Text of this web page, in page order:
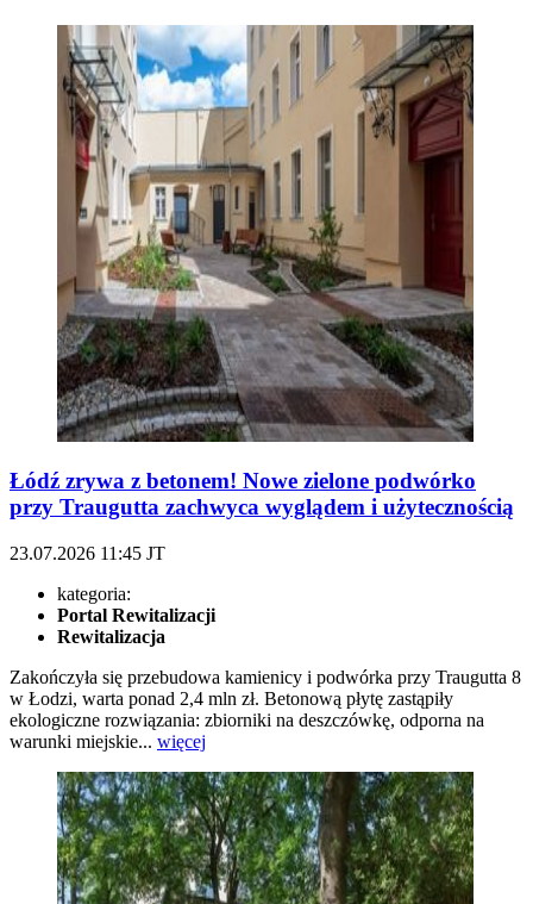
Łódź zrywa z betonem! Nowe zielone podwórko
przy Traugutta zachwyca wyglądem i użytecznością
23.07.2026 11:45 JT
kategoria:
Portal Rewitalizacji
Rewitalizacja
Zakończyła się przebudowa kamienicy i podwórka przy Traugutta 8
w Łodzi, warta ponad 2,4 mln zł. Betonową płytę zastąpiły
ekologiczne rozwiązania: zbiorniki na deszczówkę, odporna na
warunki miejskie... więcej